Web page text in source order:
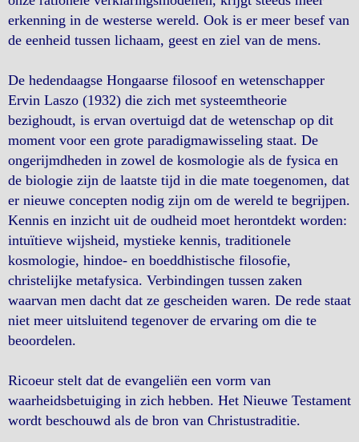
erkenning in de westerse wereld. Ook is er meer besef van
de eenheid tussen lichaam, geest en ziel van de mens.
De hedendaagse Hongaarse filosoof en wetenschapper
Ervin Laszo (1932) die zich met systeemtheorie
bezighoudt, is ervan overtuigd dat de wetenschap op dit
moment voor een grote paradigmawisseling staat. De
ongerijmdheden in zowel de kosmologie als de fysica en
de biologie zijn de laatste tijd in die mate toegenomen, dat
er nieuwe concepten nodig zijn om de wereld te begrijpen.
Kennis en inzicht uit de oudheid moet herontdekt worden:
intuïtieve wijsheid, mystieke kennis, traditionele
kosmologie, hindoe- en boeddhistische filosofie,
christelijke metafysica. Verbindingen tussen zaken
waarvan men dacht dat ze gescheiden waren. De rede staat
niet meer uitsluitend tegenover de ervaring om die te
beoordelen.
Ricoeur stelt dat de evangeliën een vorm van
waarheidsbetuiging in zich hebben. Het Nieuwe Testament
wordt beschouwd als de bron van Christustraditie.